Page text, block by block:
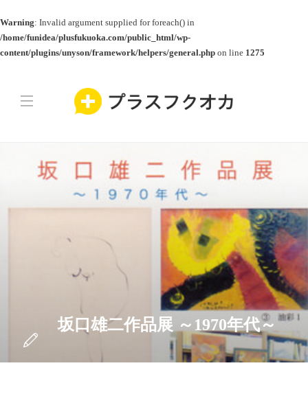
Warning: Invalid argument supplied for foreach() in
/home/funidea/plusfukuoka.com/public_html/wp-
content/plugins/unyson/framework/helpers/general.php on line 1275
坂口雄二作品展 ～1970年代～